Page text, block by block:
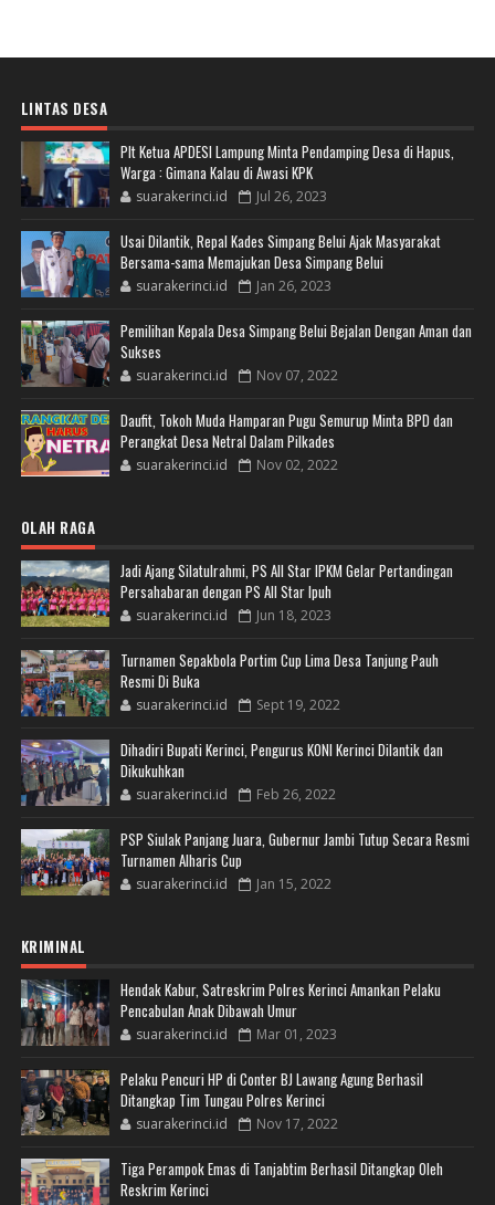
LINTAS DESA
Plt Ketua APDESI Lampung Minta Pendamping Desa di Hapus,
Warga : Gimana Kalau di Awasi KPK
suarakerinci.id Jul 26, 2023
Usai Dilantik, Repal Kades Simpang Belui Ajak Masyarakat
Bersama-sama Memajukan Desa Simpang Belui
suarakerinci.id Jan 26, 2023
Pemilihan Kepala Desa Simpang Belui Bejalan Dengan Aman dan
Sukses
suarakerinci.id Nov 07, 2022
Daufit, Tokoh Muda Hamparan Pugu Semurup Minta BPD dan
Perangkat Desa Netral Dalam Pilkades
suarakerinci.id Nov 02, 2022
OLAH RAGA
Jadi Ajang Silatulrahmi, PS All Star IPKM Gelar Pertandingan
Persahabaran dengan PS All Star Ipuh
suarakerinci.id Jun 18, 2023
Turnamen Sepakbola Portim Cup Lima Desa Tanjung Pauh
Resmi Di Buka
suarakerinci.id Sept 19, 2022
Dihadiri Bupati Kerinci, Pengurus KONI Kerinci Dilantik dan
Dikukuhkan
suarakerinci.id Feb 26, 2022
PSP Siulak Panjang Juara, Gubernur Jambi Tutup Secara Resmi
Turnamen Alharis Cup
suarakerinci.id Jan 15, 2022
KRIMINAL
Hendak Kabur, Satreskrim Polres Kerinci Amankan Pelaku
Pencabulan Anak Dibawah Umur
suarakerinci.id Mar 01, 2023
Pelaku Pencuri HP di Conter BJ Lawang Agung Berhasil
Ditangkap Tim Tungau Polres Kerinci
suarakerinci.id Nov 17, 2022
Tiga Perampok Emas di Tanjabtim Berhasil Ditangkap Oleh
Reskrim Kerinci